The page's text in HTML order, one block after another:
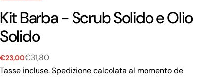
Kit Barba - Scrub Solido e Olio
Solido
Prezzo
di
€23,00
Prezzo
regolare
€31,80
Tasse incluse.Spedizionecalcolata al momento del